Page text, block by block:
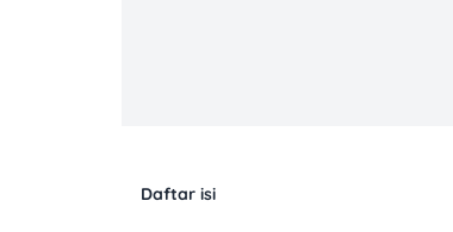
Daftar isi